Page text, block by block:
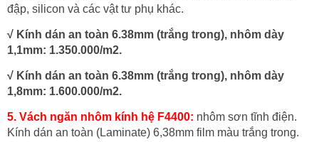
đập, silicon và các vật tư phụ khác.
√ Kính dán an toàn 6.38mm (trắng trong), nhôm dày
1,1mm: 1.350.000/m2.
√ Kính dán an toàn 6.38mm (trắng trong), nhôm dày
1,8mm: 1.600.000/m2.
5. Vách ngăn nhôm kính hệ F4400: nhôm sơn tĩnh điện.
Kính dán an toàn (Laminate) 6,38mm film màu trắng trong.